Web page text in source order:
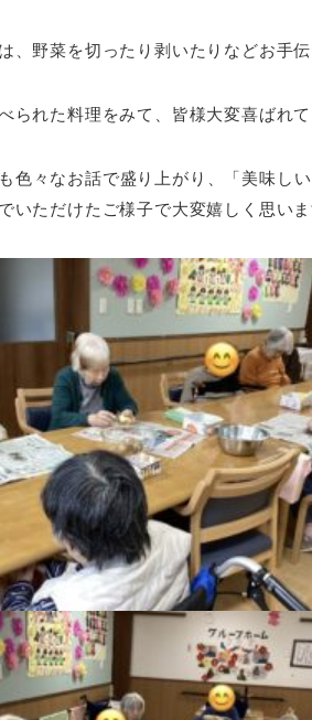
、野菜を切ったり剥いたりなどお手伝
られた料理をみて、皆様大変喜ばれて
色々なお話で盛り上がり、「美味し
いただけたご様子で大変嬉しく思いま